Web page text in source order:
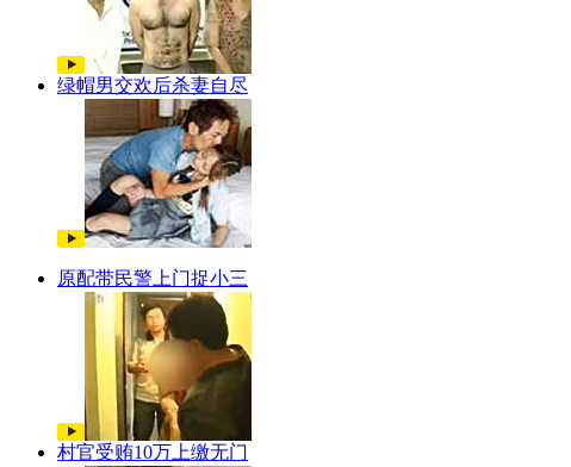
绿帽男交欢后杀妻自尽
原配带民警上门捉小三
村官受贿10万上缴无门